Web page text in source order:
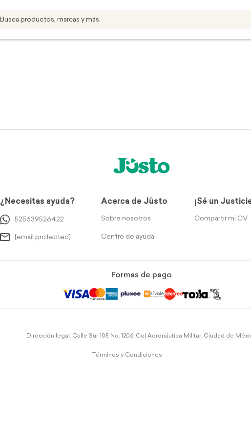
¿Necesitas ayuda?
525639526422
[email protected]
Acerca de Jüsto
Sobre nosotros
Centro de ayuda
¡Sé un
Compartir mi CV
Formas de pago
Dirección legal: Calle Sur 105 No. 1206, Col Aeronáutica Militar, Ciudad de
Términos y Condiciones